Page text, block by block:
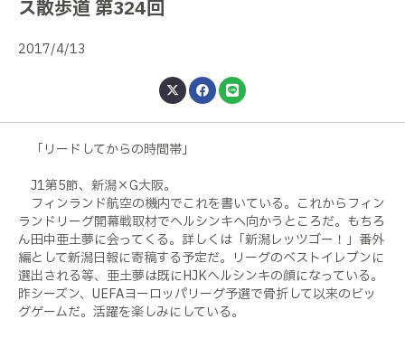
ス散歩道 第324回
2017/4/13
「リードしてからの時間帯」
J1第5節、新潟×G大阪。
フィンランド航空の機内でこれを書いている。これからフィン
ランドリーグ開幕戦取材でヘルシンキへ向かうところだ。もちろ
ん田中亜土夢に会ってくる。詳しくは「新潟レッツゴー！」番外
編として新潟日報に寄稿する予定だ。リーグのベストイレブンに
選出される等、亜土夢は既にHJKヘルシンキの顔になっている。
昨シーズン、UEFAヨーロッパリーグ予選で骨折して以来のビッ
グゲームだ。活躍を楽しみにしている。